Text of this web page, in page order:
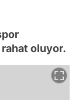
oluyor.